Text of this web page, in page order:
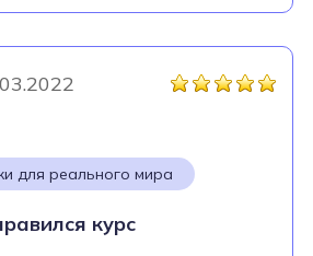
для реального мира
курс